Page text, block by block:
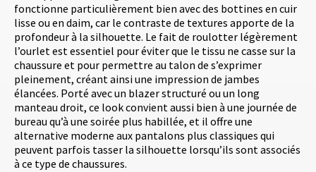
fonctionne particulièrement bien avec des bottines en cuir
lisse ou en daim, car le contraste de textures apporte de la
profondeur à la silhouette. Le fait de roulotter légèrement
l’ourlet est essentiel pour éviter que le tissu ne casse sur la
chaussure et pour permettre au talon de s’exprimer
pleinement, créant ainsi une impression de jambes
élancées. Porté avec un blazer structuré ou un long
manteau droit, ce look convient aussi bien à une journée de
bureau qu’à une soirée plus habillée, et il offre une
alternative moderne aux pantalons plus classiques qui
peuvent parfois tasser la silhouette lorsqu’ils sont associés
à ce type de chaussures.